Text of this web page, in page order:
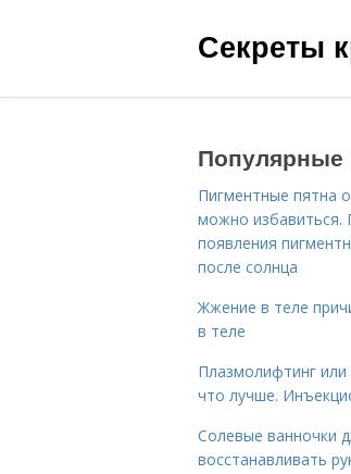
Секреты
Популярные
Пигментные пятна
можно избавиться.
появления
после солнца
Жжение в теле
в теле
Плазмолифтинг
что лучше.
Солевые ванночки
восстанавливать